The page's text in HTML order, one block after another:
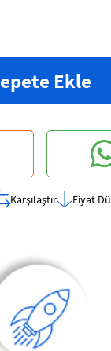
Karşılaştır Fiyat